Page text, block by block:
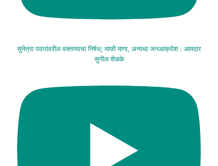
सुनेत्रा पवारांवरील वक्तव्याचा निषेध; माफी मागा, अन्यथा जनआक्रोश : आमदार
सुनील शेळके